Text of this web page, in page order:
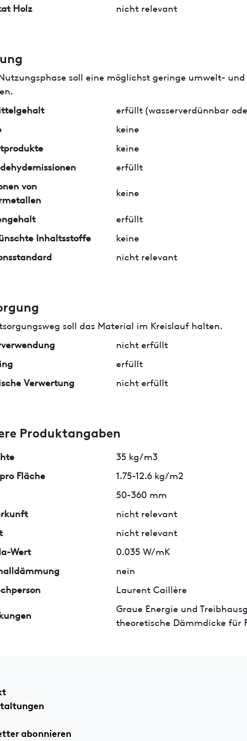
Holz
nicht relevant
soll eine möglichst geringe umwelt-
erfüllt (wasserverdünnbar
keine
keine
erfüllt
von
keine
erfüllt
Inhaltsstoffe
keine
nicht relevant
soll das Material im Kreislauf halten.
nicht erfüllt
erfüllt
Verwertung
nicht erfüllt
Produktangaben
35 kg/m3
Fläche
1.75-12.6 kg/m2
50-360 mm
nicht relevant
nicht relevant
Wert
0.035 W/mK
nein
Laurent Caillère
Graue Energie und
theoretische Dämmdicke für
abonnieren